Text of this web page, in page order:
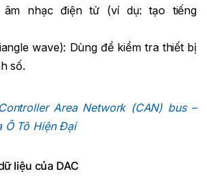
âm nhạc điện tử (ví dụ: tạo tiếng
wave): Dùng để kiểm tra thiết bị
số.
Controller Area Network (CAN) bus –
Ô Tô Hiện Đại
liệu của DAC